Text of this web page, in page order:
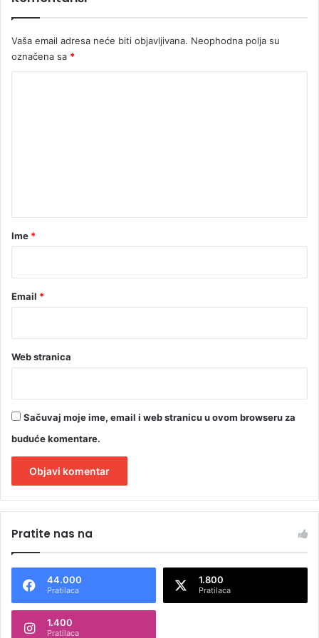
Vaša email adresa neće biti objavljivana. Neophodna polja su
označena sa *
rIme *
Email *
Web stranica
Sačuvaj moje ime, email i web stranicu u ovom browseru za
buduće komentare.
t
n
Pratite nas na
44.000
Pratilaca
1.800
Pratilaca
1.400
Pratilaca